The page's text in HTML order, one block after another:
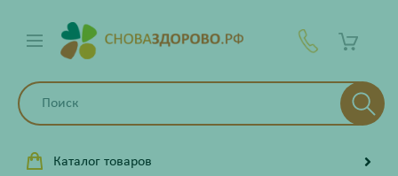
Каталог товаров